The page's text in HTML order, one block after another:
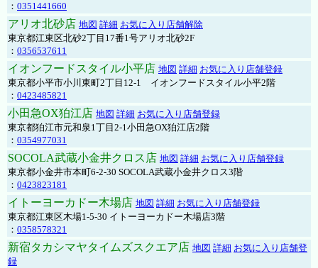
： 0351441660
アリオ北砂店 地図 詳細 お気に入り店舗解除
東京都江東区北砂2丁目17番1号アリオ北砂2F
： 0356537611
イオンフードスタイル小平店 地図 詳細 お気に入り店舗登録
東京都小平市小川東町2丁目12-1 イオンフードスタイル小平2階
： 0423485821
小田急OX狛江店 地図 詳細 お気に入り店舗登録
東京都狛江市元和泉1丁目2-1小田急OX狛江店2階
： 0354977031
SOCOLA武蔵小金井クロス店 地図 詳細 お気に入り店舗登録
東京都小金井市本町6-2-30 SOCOLA武蔵小金井クロス3階
： 0423823181
イトーヨーカドー木場店 地図 詳細 お気に入り店舗登録
東京都江東区木場1-5-30 イトーヨーカドー木場店3階
： 0358578321
新宿タカシマヤタイムズスクエア店 地図 詳細 お気に入り店舗登
録